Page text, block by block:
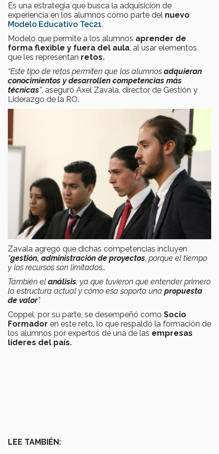
Es una estrategia que busca la adquisición de
experiencia en los alumnos como parte del nuevo
Modelo Educativo Tec21.
Modelo que permite a los alumnos aprender de
forma flexible y fuera del aula, al usar elementos
que les representan retos.
“Este tipo de retos permiten que los alumnos adquieran
conocimientos y desarrollen competencias más
técnicas”, aseguró Axel Zavala, director de Gestión y
Liderazgo de la RO.
Zavala agregó que dichas competencias incluyen
“gestión, administración de proyectos, porque el tiempo
y los recursos son limitados…
También el análisis, ya que tuvieron que entender primero
la estructura actual y cómo esa soporta una propuesta
de valor”.
Coppel, por su parte, se desempeñó como Socio
Formador en este reto, lo que respaldó la formación de
los alumnos por expertos de una de las empresas
líderes del país.
LEE TAMBIÉN: